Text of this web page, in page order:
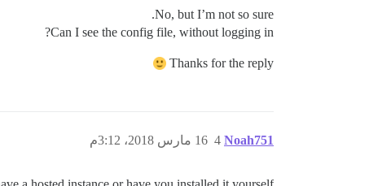
No, but I’m not so sure.
Can I see the config file, without logging in?
Thanks for the reply
Noah751 16 مارس 2018، 3:12م 4